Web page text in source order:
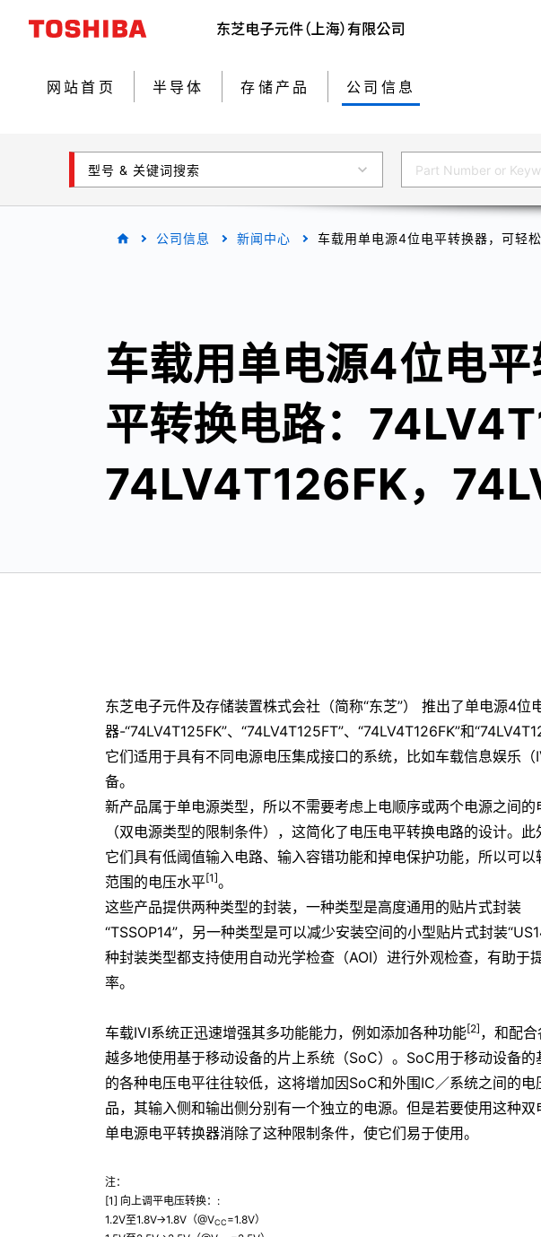
网站首页 半导体 存储产品 公司信息
型号 & 关键词搜索
公司信息 新闻中心 车载用单电源4位电平转换器，可轻
车载用单电源4位电
平转换电路：
74LV4T126FK，
东芝电子元件及存储装置株式会社（简称“东芝”） 推出了单电源4位
器-“74LV4T125FK”、“74LV4T125FT”、“74LV4T126FK”和
它们适用于具有不同电源电压集成接口的系统，比如车载信息娱乐（
备。
新产品属于单电源类型，所以不需要考虑上电顺序或两个电源之间的
（双电源类型的限制条件），这简化了电压电平转换电路的设计。此
它们具有低阈值输入电路、输入容错功能和掉电保护功能，所以可以
范围的电压水平[1]。
这些产品提供两种类型的封装，一种类型是高度通用的贴片式封装
“TSSOP14”，另一种类型是可以减少安装空间的小型贴片式封装
种封装类型都支持使用自动光学检查（AOI）进行外观检查，有助于
率。
车载IVI系统正迅速增强其多功能能力，例如添加各种功能[2] ，和配
越多地使用基于移动设备的片上系统（SoC）。SoC用于移动设备
的各种电压电平往往较低，这将增加因SoC和外围IC／系统之间的
品，其输入侧和输出侧分别有一个独立的电源。但是若要使用这种
单电源电平转换器消除了这种限制条件，使它们易于使用。
注：
[1] 向上调平电压转换：:
1.2V至1.8V→1.8V（@VCC=1.8V）